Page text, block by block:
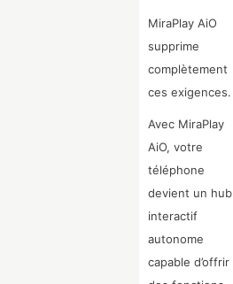
MiraPlay AiO
supprime
complètement
ces exigences.
Avec MiraPlay
AiO, votre
téléphone
devient un hub
interactif
autonome
capable d’offrir